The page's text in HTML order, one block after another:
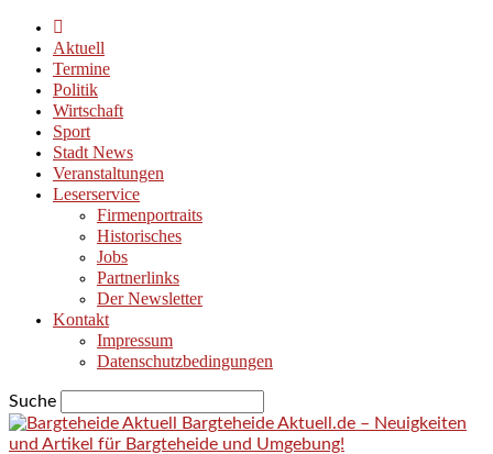
Aktuell
Termine
Politik
Wirtschaft
Sport
Stadt News
Veranstaltungen
Leserservice
Firmenportraits
Historisches
Jobs
Partnerlinks
Der Newsletter
Kontakt
Impressum
Datenschutzbedingungen
Suche
Bargteheide Aktuell.de – Neuigkeiten
und Artikel für Bargteheide und Umgebung!